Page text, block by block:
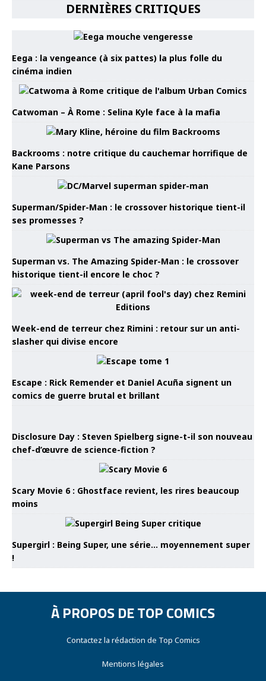
DERNIÈRES CRITIQUES
Eega : la vengeance (à six pattes) la plus folle du
cinéma indien
Catwoman – À Rome : Selina Kyle face à la mafia
Backrooms : notre critique du cauchemar horrifique de
Kane Parsons
Superman/Spider-Man : le crossover historique tient-il
ses promesses ?
Superman vs. The Amazing Spider-Man : le crossover
historique tient-il encore le choc ?
Week-end de terreur chez Rimini : retour sur un anti-
slasher qui divise encore
Escape : Rick Remender et Daniel Acuña signent un
comics de guerre brutal et brillant
Disclosure Day : Steven Spielberg signe-t-il son nouveau
chef-d’œuvre de science-fiction ?
Scary Movie 6 : Ghostface revient, les rires beaucoup
moins
Supergirl : Being Super, une série… moyennement super
!
À PROPOS DE TOP COMICS
Contactez la rédaction de Top Comics
Mentions légales